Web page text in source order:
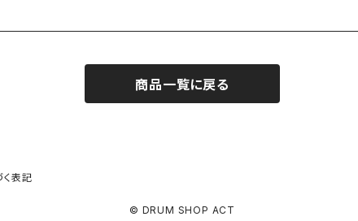
商品一覧に戻る
表記
© DRUM SHOP ACT